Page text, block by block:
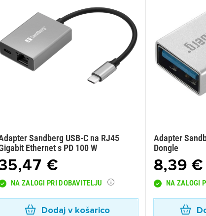
Sandberg USB-C na RJ45
Ethernet s PD 100 W
€
NA ZALOGI PRI DOBAVITELJU
Dodaj v košarico
Adapter
Dongle
8,39 €
NA ZALOGI